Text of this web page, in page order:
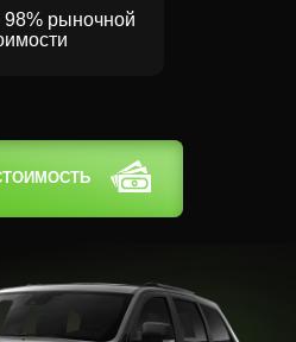
рыночной